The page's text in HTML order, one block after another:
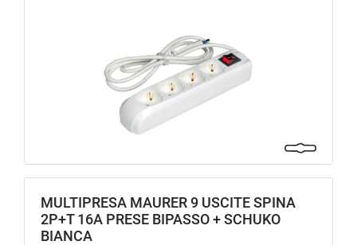
MULTIPRESA MAURER 9 USCITE SPINA
2P+T 16A PRESE BIPASSO + SCHUKO
BIANCA